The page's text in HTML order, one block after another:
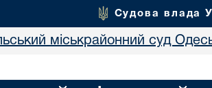
Судова влада
міськрайонний суд